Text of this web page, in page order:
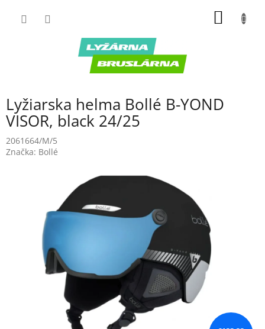
Lyžiarska helma Bollé B-YOND
VISOR, black 24/25
2061664/M/5
Značka: Bollé